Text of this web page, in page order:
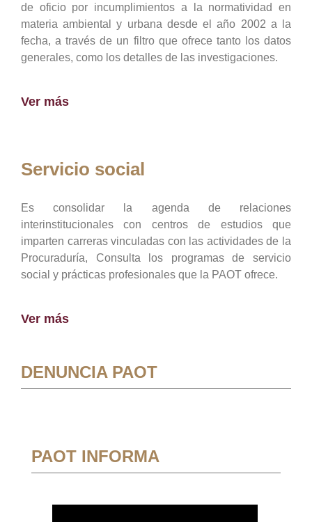
de oficio por incumplimientos a la normatividad en
materia ambiental y urbana desde el año 2002 a la
fecha, a través de un filtro que ofrece tanto los datos
generales, como los detalles de las investigaciones.
Ver más
Servicio social
Es consolidar la agenda de relaciones
interinstitucionales con centros de estudios que
imparten carreras vinculadas con las actividades de la
Procuraduría, Consulta los programas de servicio
social y prácticas profesionales que la PAOT ofrece.
Ver más
DENUNCIA PAOT
PAOT INFORMA